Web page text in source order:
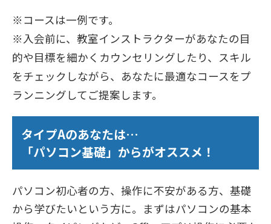
※コースは一例です。
※入会前に、教室インストラクターがあなたの目
的や目標を細かくカウンセリングしたり、スキル
をチェックしながら、あなたに最適なコースをプ
ランニングしてご提案します。
タイプAのあなたは…
「パソコン基礎」からがオススメ！
パソコン初心者の方、操作に不安がある方、基礎
から学びたいという方に。まずはパソコンの基本